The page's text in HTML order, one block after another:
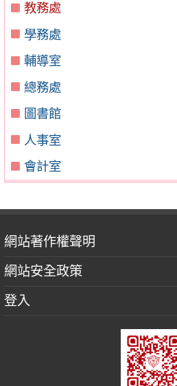
教務處
學務處
輔導室
總務處
圖書館
人事室
會計室
網站著作權聲明
網站安全政策
登入